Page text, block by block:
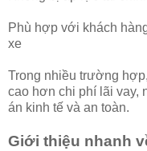
Phù hợp với khách
xe
Trong nhiều trường
cao hơn chi phí lãi vay,
án kinh tế và an toàn.
Giới thiệu nhanh